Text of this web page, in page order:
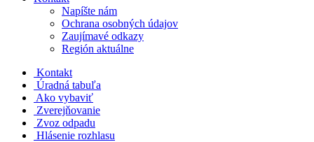
Napíšte nám
Ochrana osobných údajov
Zaujímavé odkazy
Región aktuálne
Kontakt
Úradná tabuľa
Ako vybaviť
Zverejňovanie
Zvoz odpadu
Hlásenie rozhlasu